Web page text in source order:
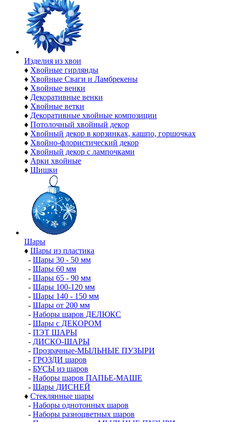
Изделия из хвои
♦ Хвойные гирлянды
♦ Хвойные Сваги и Ламбрекены
♦ Хвойные венки
♦ Декоративные венки
♦ Хвойные ветки
♦ Декоративные хвойные композиции
♦ Потолочный хвойный декор
♦ Хвойный декор в корзинках, кашпо, горшочках
♦ Хвойно-флористический декор
♦ Хвойный декор с лампочками
♦ Арки хвойные
♦ Шишки
Шары
♦ Шары из пластика
- Шары 30 - 50 мм
- Шары 60 мм
- Шары 65 - 90 мм
- Шары 100-120 мм
- Шары 140 - 150 мм
- Шары от 200 мм
- Наборы шаров ДЕЛЮКС
- Шары с ДЕКОРОМ
- ПЭТ ШАРЫ
- ДИСКО-ШАРЫ
- Прозрачные-МЫЛЬНЫЕ ПУЗЫРИ
- ГРОЗДИ шаров
- БУСЫ из шаров
- Наборы шаров ПАПЬЕ-МАШЕ
- Шары ДИСНЕЙ
♦ Стеклянные шары
- Наборы однотонных шаров
- Наборы разноцветных шаров